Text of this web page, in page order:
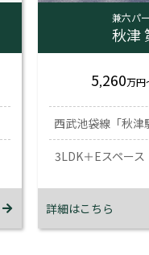
兼六パ
秋津
5,260万円
西武池袋線「秋
3LDK＋Eスペー